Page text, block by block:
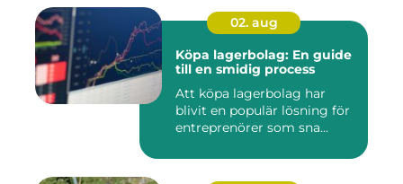
02. aug
Köpa lagerbolag: En guide
till en smidig process
Att köpa lagerbolag har
blivit en populär lösning för
entreprenörer som sna...